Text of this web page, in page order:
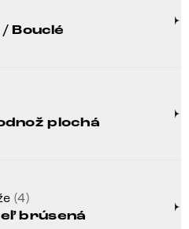
Bouclé
plochá
(4)
brúsená